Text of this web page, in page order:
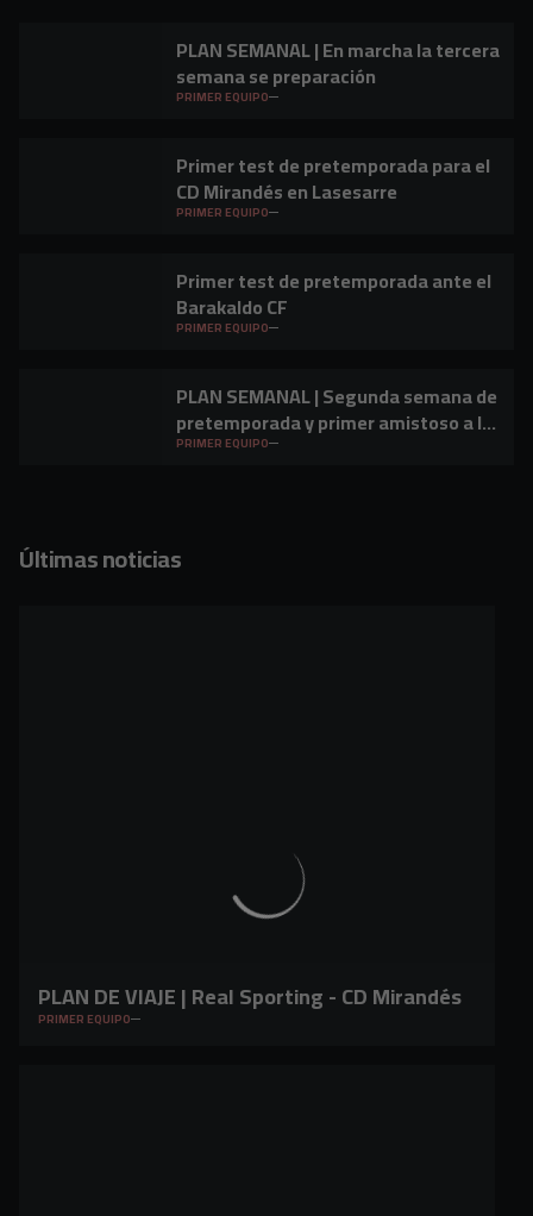
PLAN SEMANAL | En marcha la tercera
semana se preparación
PRIMER EQUIPO
Primer test de pretemporada para el
CD Mirandés en Lasesarre
PRIMER EQUIPO
Primer test de pretemporada ante el
Barakaldo CF
PRIMER EQUIPO
PLAN SEMANAL | Segunda semana de
pretemporada y primer amistoso a la
vista
PRIMER EQUIPO
Últimas noticias
PLAN DE VIAJE | Real Sporting - CD Mirandés
PRIMER EQUIPO